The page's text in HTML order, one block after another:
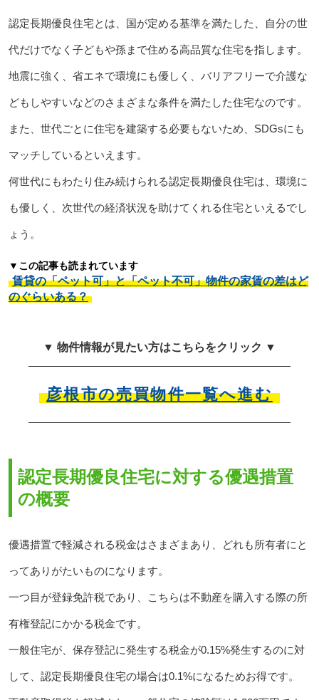
認定長期優良住宅とは、国が定める基準を満たした、自分の世
代だけでなく子どもや孫まで住める高品質な住宅を指します。
地震に強く、省エネで環境にも優しく、バリアフリーで介護な
どもしやすいなどのさまざまな条件を満たした住宅なのです。
また、世代ごとに住宅を建築する必要もないため、SDGsにも
マッチしているといえます。
何世代にもわたり住み続けられる認定長期優良住宅は、環境に
も優しく、次世代の経済状況を助けてくれる住宅といえるでし
ょう。
▼この記事も読まれています
賃貸の「ペット可」と「ペット不可」物件の家賃の差はど
のぐらいある？
▼ 物件情報が見たい方はこちらをクリック ▼
彦根市の売買物件一覧へ進む
認定長期優良住宅に対する優遇措置
の概要
優遇措置で軽減される税金はさまざまあり、どれも所有者にと
ってありがたいものになります。
一つ目が登録免許税であり、こちらは不動産を購入する際の所
有権登記にかかる税金です。
一般住宅が、保存登記に発生する税金が0.15%発生するのに対
して、認定長期優良住宅の場合は0.1%になるためお得です。